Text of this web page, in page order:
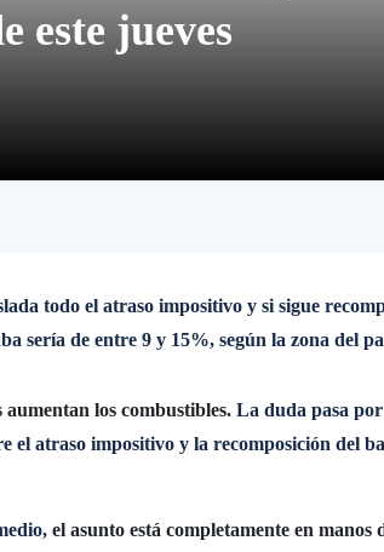
este jueves
todo el atraso impositivo y si sigue
sería de entre 9 y 15%, según la zona del
aumentan los combustibles. La duda pasa
el atraso impositivo y la recomposición del
el asunto está completamente en